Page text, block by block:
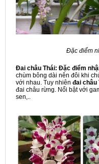
Đặc điểm
Đai châu Thái: Đặc điểm
chùm bông dài nên đôi khi
với nhau. Tuy nhiên đai châu
đai châu rừng. Nổi bật với
sen,..